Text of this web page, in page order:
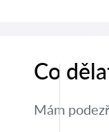
Co
Mám